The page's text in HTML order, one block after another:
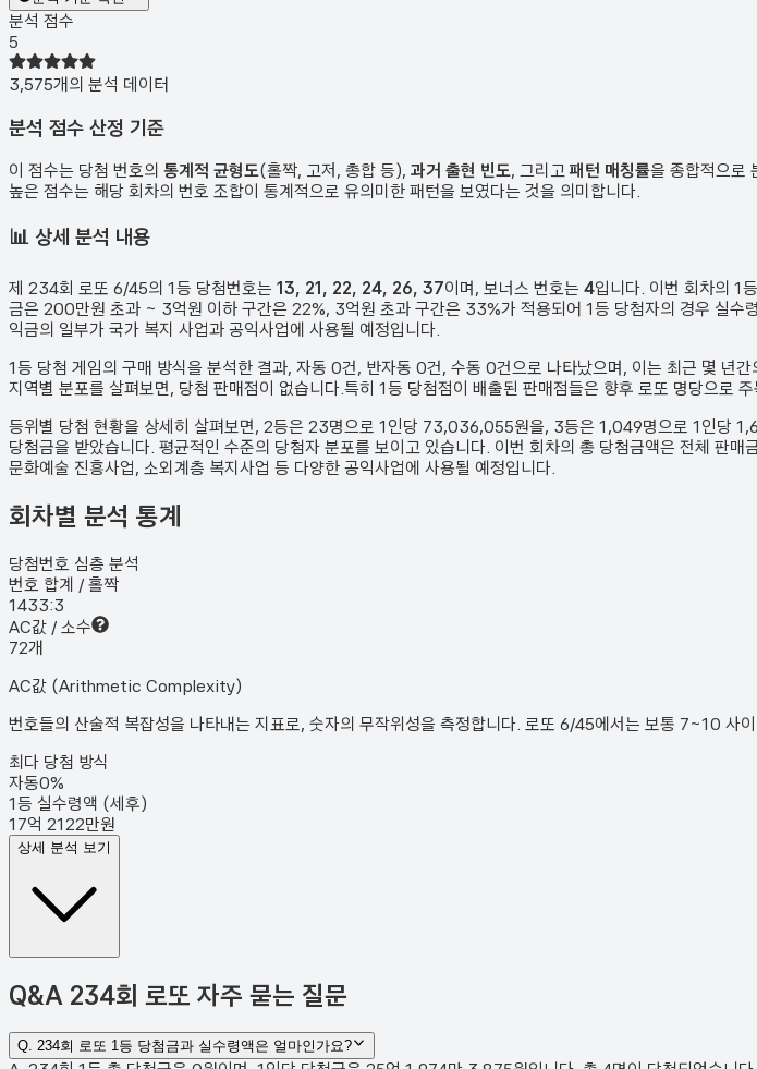
분석 점수
5
3,575개의 분석 데이터
분석 점수 산정 기준
이 점수는 당첨 번호의 통계적 균형도(홀짝, 고저, 총합 등), 과거 출현 빈도, 그리고 패턴 매칭률을 종합적으로
높은 점수는 해당 회차의 번호 조합이 통계적으로 유의미한 패턴을 보였다는 것을 의미합니다.
📊 상세 분석 내용
제 234회 로또 6/45의 1등 당첨번호는 13, 21, 22, 24, 26, 37이며, 보너스 번호는 4입니다. 이번 회차의 1
금은 200만원 초과 ~ 3억원 이하 구간은 22%, 3억원 초과 구간은 33%가 적용되어 1등 당첨자의 경우 실수
익금의 일부가 국가 복지 사업과 공익사업에 사용될 예정입니다.
1등 당첨 게임의 구매 방식을 분석한 결과, 자동 0건, 반자동 0건, 수동 0건 으로 나타났으며, 이는 최근 몇 년
지역별 분포를 살펴보면, 당첨 판매점이 없습니다. 특히 1등 당첨점이 배출된 판매점들은 향후 로또 명당으로
등위별 당첨 현황을 상세히 살펴보면, 2등은 23명으로 1인당 73,036,055원을, 3등은 1,049명으로 1인당
당첨금을 받았습니다. 평균적인 수준의 당첨자 분포를 보이고 있습니다. 이번 회차의 총 당첨금액은 전체 판
문화예술 진흥사업, 소외계층 복지사업 등 다양한 공익사업에 사용될 예정입니다.
회차별 분석 통계
당첨번호 심층 분석
번호 합계 / 홀짝
1433:3
AC값 / 소수
72개
AC값 (Arithmetic Complexity)
번호들의 산술적 복잡성을 나타내는 지표로, 숫자의 무작위성을 측정합니다. 로또 6/45에서는 보통 7~10 사
최다 당첨 방식
자동0%
1등 실수령액 (세후)
17억 2122만원
상세 분석 보기
Q&A 234회 로또 자주 묻는 질문
Q. 234회 로또 1등 당첨금과 실수령액은 얼마인가요?